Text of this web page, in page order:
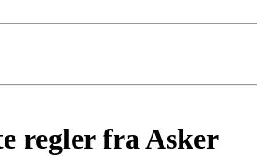
regler fra Asker